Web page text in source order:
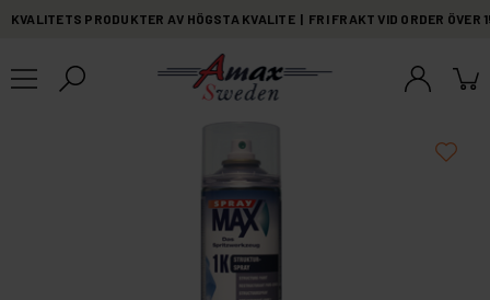
KVALITETS PRODUKTER AV HÖGSTA KVALITE | FRI FRAKT VID ORDER